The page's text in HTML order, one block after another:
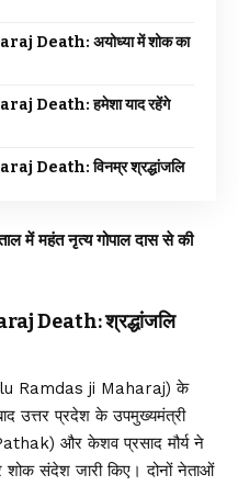
Death: अयोध्या में शोक का
Death: हमेशा याद रहेंगे
Death: विनम्र श्रद्धांजलि
में महंत नृत्य गोपाल दास से की
Death: श्रद्धांजलि
Ramdas ji Maharaj) के
उत्तर प्रदेश के उपमुख्यमंत्री
और केशव प्रसाद मौर्य ने
शोक संदेश जारी किए। दोनों नेताओं